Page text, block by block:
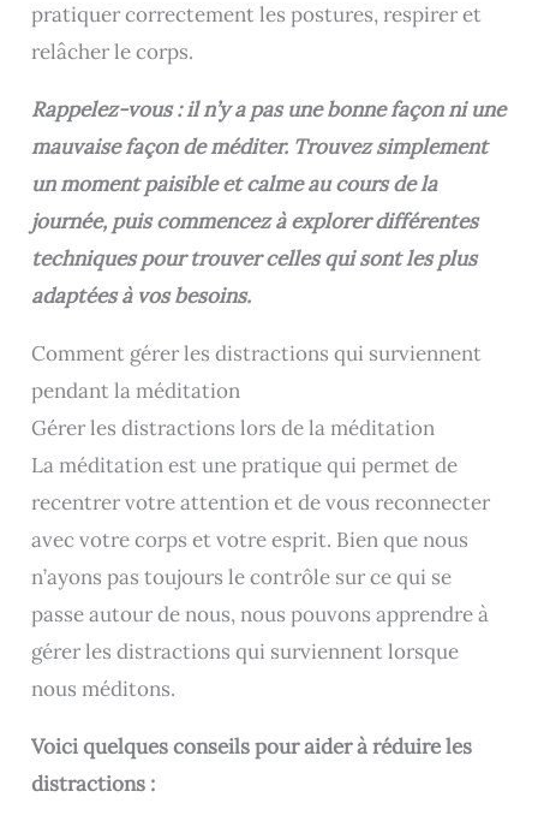
pratiquer correctement les postures, respirer et
relâcher le corps.
Rappelez-vous : il n’y a pas une bonne façon ni une
mauvaise façon de méditer. Trouvez simplement
un moment paisible et calme au cours de la
journée, puis commencez à explorer différentes
techniques pour trouver celles qui sont les plus
adaptées à vos besoins.
Comment gérer les distractions qui surviennent
pendant la méditation
Gérer les distractions lors de la méditation
La méditation est une pratique qui permet de
recentrer votre attention et de vous reconnecter
avec votre corps et votre esprit. Bien que nous
n’ayons pas toujours le contrôle sur ce qui se
passe autour de nous, nous pouvons apprendre à
gérer les distractions qui surviennent lorsque
nous méditons.
Voici quelques conseils pour aider à réduire les
distractions :